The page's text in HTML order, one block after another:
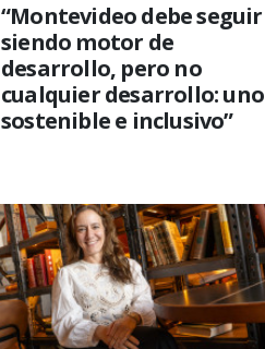
“Montevideo debe seguir
siendo motor de
desarrollo, pero no
cualquier desarrollo: uno
sostenible e inclusivo”